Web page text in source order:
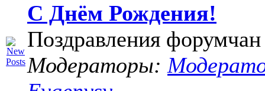
С Днём Рождения!
Поздравления форумчан
Модераторы: